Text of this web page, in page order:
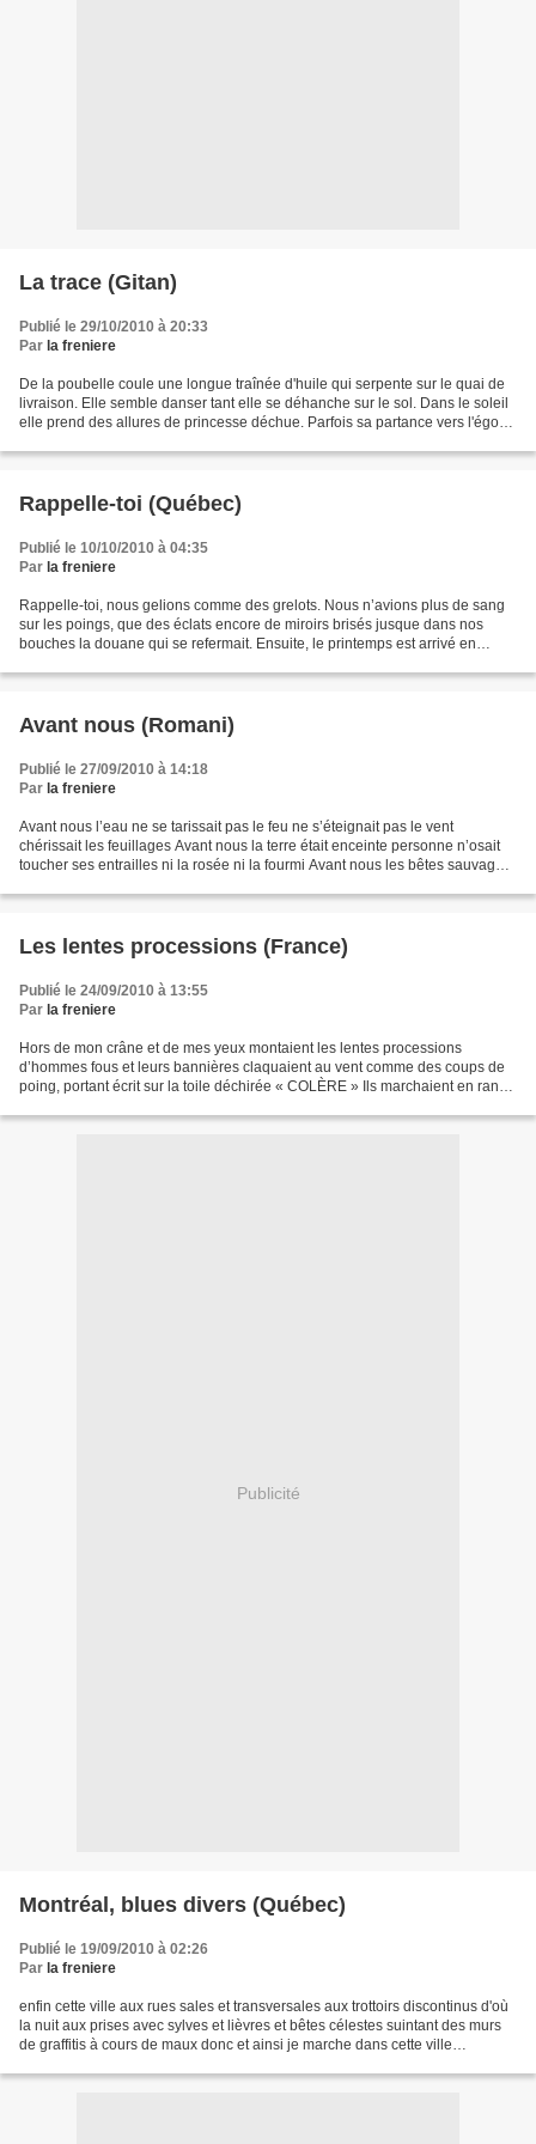
La trace (Gitan)
Publié le 29/10/2010 à 20:33
Par la freniere
De la poubelle coule une longue traînée d'huile qui serpente sur le quai de
livraison. Elle semble danser tant elle se déhanche sur le sol. Dans le soleil
elle prend des allures de princesse déchue. Parfois sa partance vers l'égout
Rappelle-toi (Québec)
Publié le 10/10/2010 à 04:35
Par la freniere
Rappelle-toi, nous gelions comme des grelots. Nous n’avions plus de sang
sur les poings, que des éclats encore de miroirs brisés jusque dans nos
bouches la douane qui se refermait. Ensuite, le printemps est arrivé en
Avant nous (Romani)
Publié le 27/09/2010 à 14:18
Par la freniere
Avant nous l’eau ne se tarissait pas le feu ne s’éteignait pas le vent
chérissait les feuillages Avant nous la terre était enceinte personne n’osait
toucher ses entrailles ni la rosée ni la fourmi Avant nous les bêtes sauvages
Les lentes processions (France)
Publié le 24/09/2010 à 13:55
Par la freniere
Hors de mon crâne et de mes yeux montaient les lentes processions
d’hommes fous et leurs bannières claquaient au vent comme des coups de
poing, portant écrit sur la toile déchirée « COLÈRE » Ils marchaient en rangs
Publicité
Montréal, blues divers (Québec)
Publié le 19/09/2010 à 02:26
Par la freniere
enfin cette ville aux rues sales et transversales aux trottoirs discontinus d'où
la nuit aux prises avec sylves et lièvres et bêtes célestes suintant des murs
de graffitis à cours de maux donc et ainsi je marche dans cette ville